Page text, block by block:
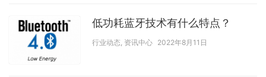
低功耗蓝牙技术有什么特点？
行业动态, 资讯中心 2022年8月11日